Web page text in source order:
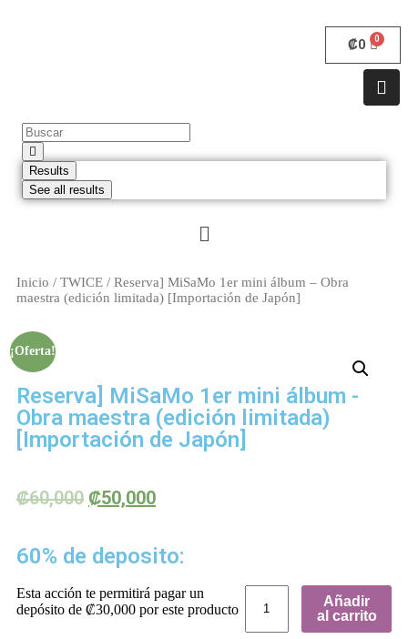
₡0
Results
See all results
Inicio / TWICE / Reserva] MiSaMo 1er mini álbum – Obra
maestra (edición limitada) [Importación de Japón]
¡Oferta!
Reserva] MiSaMo 1er mini álbum -
Obra maestra (edición limitada)
[Importación de Japón]
₡60,000 ₡50,000
60% de deposito:
Esta acción te permitirá pagar un
depósito de ₡30,000 por este producto
Añadir
al carrito